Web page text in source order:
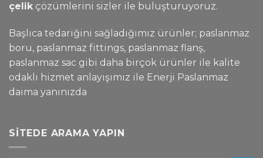
çelik çözümlerini sizler ile buluşturuyoruz.
Başlıca tedariğini sağladığımız ürünler; paslanmaz
boru, paslanmaz fittings, paslanmaz flanş,
paslanmaz sac gibi daha birçok ürünler ile kalite
odaklı hizmet anlayışımız ile Enerji Paslanmaz
daima yanınızda
SITEDE ARAMA YAPIN